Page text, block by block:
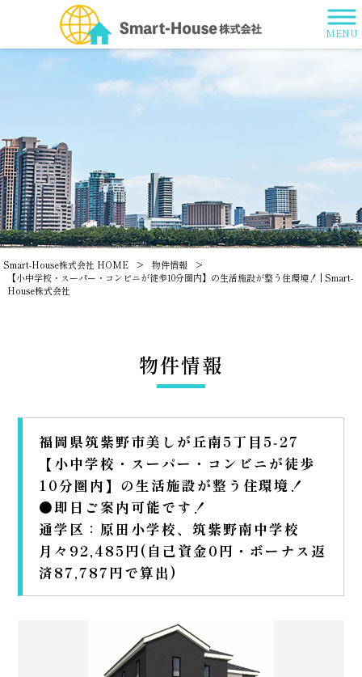
MENU
Smart-House株式会社 HOME > 物件情報
>
【小中学校・スーパー・コンビニが徒歩10分圏内】の生活施設が整う住環境！ | Smart-
House株式会社
物件情報
福岡県筑紫野市美しが丘南5丁目5‐27
【小中学校・スーパー・コンビニが徒歩
10分圏内】の生活施設が整う住環境！
●即日ご案内可能です！
通学区：原田小学校、筑紫野南中学校
月々92,485円(自己資金0円・ボーナス返
済87,787円で算出)